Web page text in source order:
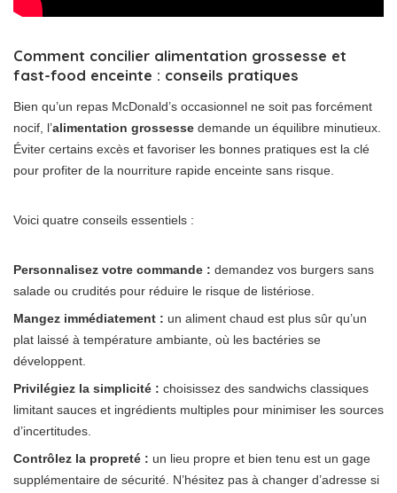
Comment concilier alimentation grossesse et
fast-food enceinte : conseils pratiques
Bien qu’un repas McDonald’s occasionnel ne soit pas forcément
nocif, l’alimentation grossesse demande un équilibre minutieux.
Éviter certains excès et favoriser les bonnes pratiques est la clé
pour profiter de la nourriture rapide enceinte sans risque.
Voici quatre conseils essentiels :
Personnalisez votre commande : demandez vos burgers sans
salade ou crudités pour réduire le risque de listériose.
Mangez immédiatement : un aliment chaud est plus sûr qu’un
plat laissé à température ambiante, où les bactéries se
développent.
Privilégiez la simplicité : choisissez des sandwichs classiques
limitant sauces et ingrédients multiples pour minimiser les sources
d’incertitudes.
Contrôlez la propreté : un lieu propre et bien tenu est un gage
supplémentaire de sécurité. N’hésitez pas à changer d’adresse si